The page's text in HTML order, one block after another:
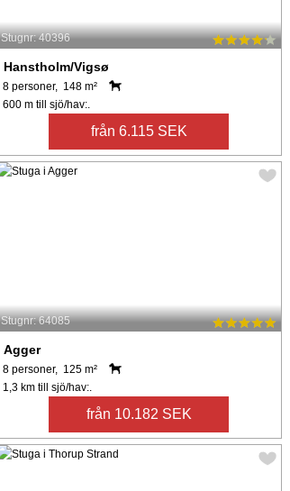
Stugnr: 40396
Hanstholm/Vigsø
8 personer, 148 m²
600 m till sjö/hav:.
från 6.115 SEK
Stugnr: 64085
Agger
8 personer, 125 m²
1,3 km till sjö/hav:.
från 10.182 SEK